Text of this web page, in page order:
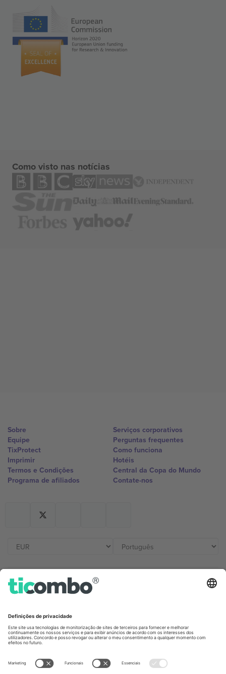
Como visto nas notícias
Sobre
Equipe
TixProtect
Imprimir
Termos e Condições
Programa de afiliados
Serviços corporativos
Perguntas frequentes
Como funciona
Hotéis
Central da Copa do Mundo
Contate-nos
Escritórios Ticombo
Unter den Linden 24, 10117
Berlin, Germany
London, EC1V 1AW, United
Kingdom
United States
Switzerland